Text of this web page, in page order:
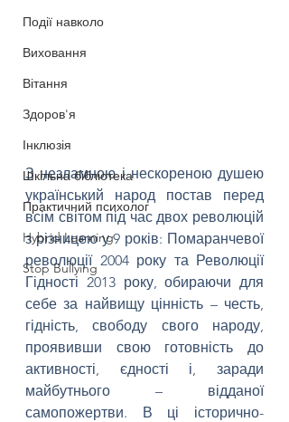
Події навколо
Виховання
Вітання
Здоров'я
Інклюзія
Шкільна бібліотека
Практичний психолог
Hybrid Learning
Stop Bullying
З незламною і нескореною душею
український народ постав перед
всім світом під час двох революцій
з різницею у 9 років: Помаранчевої
революції 2004 року та Революції
Гідності 2013 року, обираючи для
себе за найвищу цінність – честь,
гідність, свободу свого народу,
проявивши свою готовність до
активності, єдності і, заради
майбутнього – відданої
самопожертви. В ці історично-